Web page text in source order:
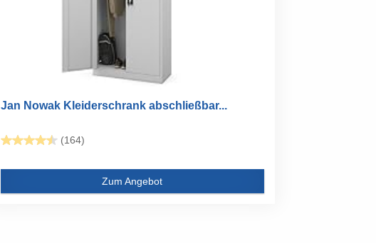
Jan Nowak Kleiderschrank abschließbar...
(164)
Zum Angebot